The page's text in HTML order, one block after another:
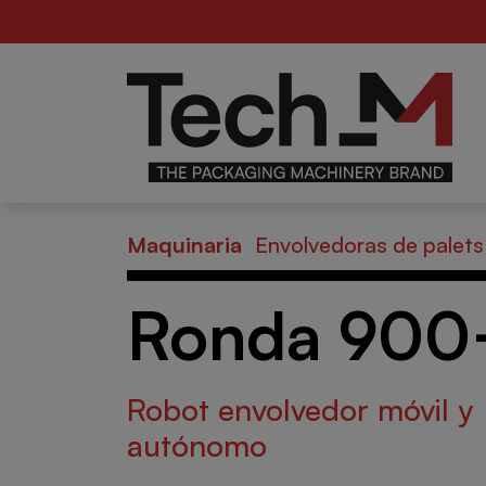
Alimentario
Maquinaria Envolvedoras de palets
Ronda
Robot envolvedor móvil y
autónomo